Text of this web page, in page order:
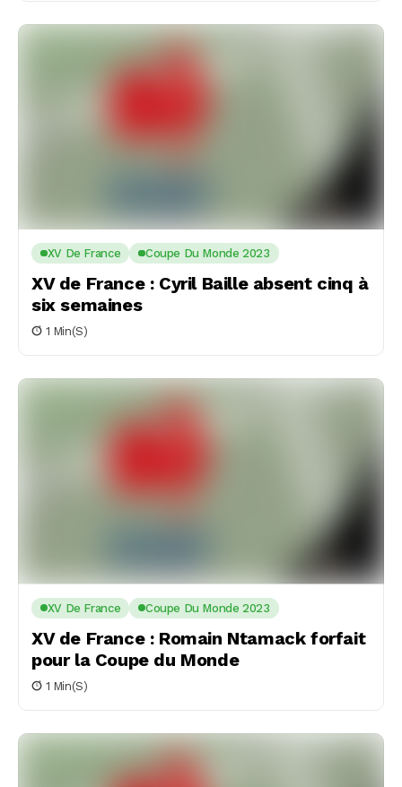
XV De France Coupe Du Monde 2023
XV de France : Cyril Baille absent cinq à
six semaines
1 Min(s)
XV De France Coupe Du Monde 2023
XV de France : Romain Ntamack forfait
pour la Coupe du Monde
1 Min(s)